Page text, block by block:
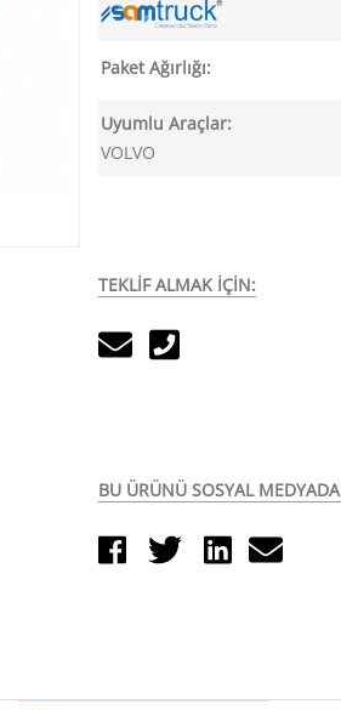
Paket Ağırlığı:
Uyumlu Araçlar:
VOLVO
TEKLİF ALMAK İÇİN:
BU ÜRÜNÜ SOSYAL